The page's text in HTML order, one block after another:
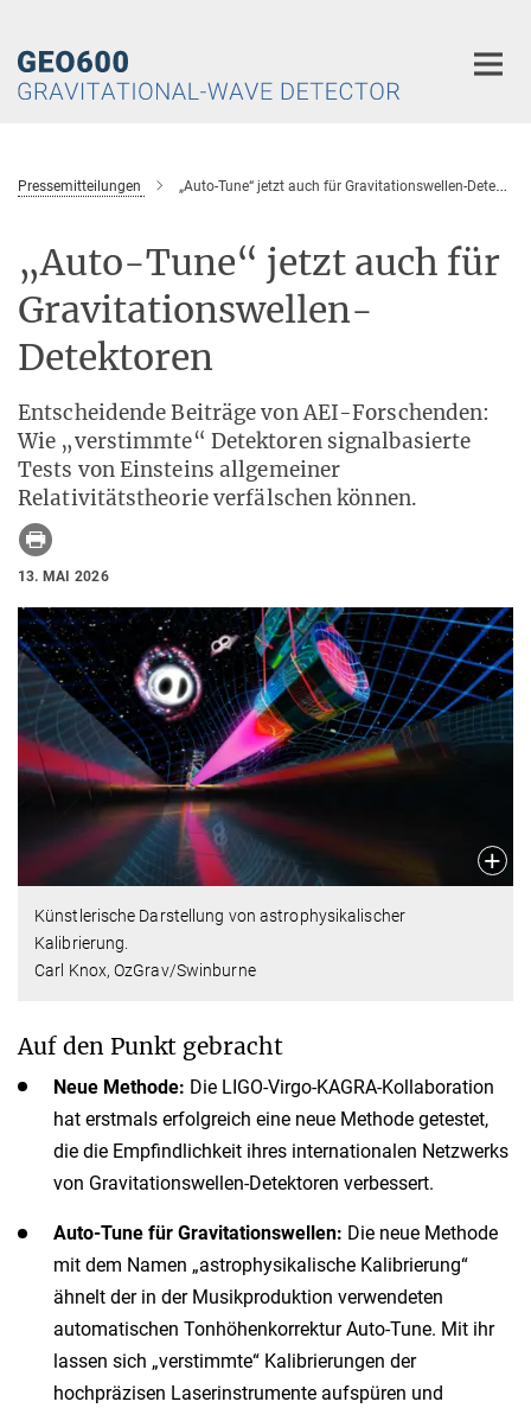
Pressemitteilungen „Auto-Tune“ jetzt auch für Gravitationswellen-Detektoren
„Auto-Tune“ jetzt auch für
Gravitationswellen-
Detektoren
Entscheidende Beiträge von AEI-Forschenden:
Wie „verstimmte“ Detektoren signalbasierte
Tests von Einsteins allgemeiner
Relativitätstheorie verfälschen können.
13. MAI 2026
Künstlerische Darstellung von astrophysikalischer
Kalibrierung.
Carl Knox, OzGrav/Swinburne
Auf den Punkt gebracht
Neue Methode: Die LIGO-Virgo-KAGRA-Kollaboration
hat erstmals erfolgreich eine neue Methode getestet,
die die Empfindlichkeit ihres internationalen Netzwerks
von Gravitationswellen-Detektoren verbessert.
Auto-Tune für Gravitationswellen: Die neue Methode
mit dem Namen „astrophysikalische Kalibrierung“
ähnelt der in der Musikproduktion verwendeten
automatischen Tonhöhenkorrektur Auto-Tune. Mit ihr
lassen sich „verstimmte“ Kalibrierungen der
hochpräzisen Laserinstrumente aufspüren und